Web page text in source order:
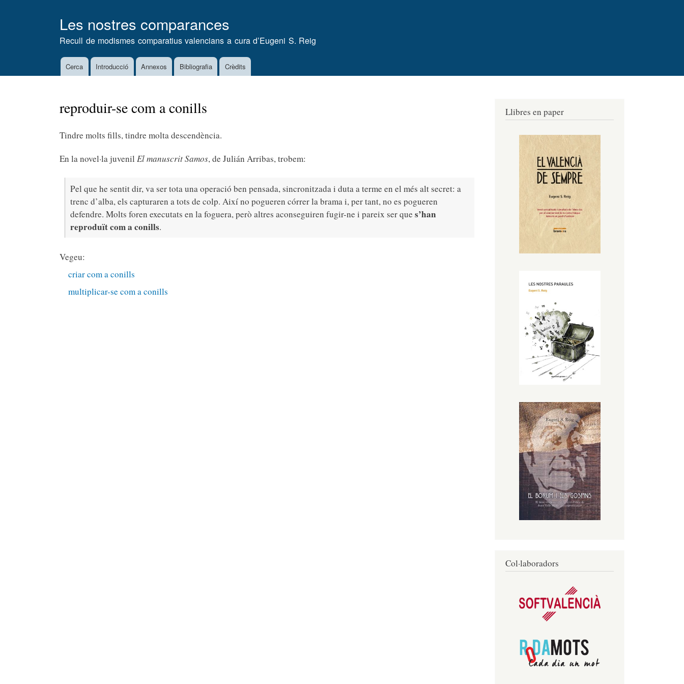
Les nostres comparances
Recull de modismes comparatius valencians a cura d’Eugeni S. Reig
MainCerca Introducció Annexos Bibliografia Crèdits
reproduir-se com a conills
Tindre molts fills, tindre molta descendència.
En la novel·la juvenil El manuscrit Samos, de Julián Arribas, trobem:
Pel que he sentit dir, va ser tota una operació ben pensada, sincronitzada i duta a terme en el més alt secret: a
trenc d’alba, els capturaren a tots de colp. Així no pogueren córrer la brama i, per tant, no es pogueren
defendre. Molts foren executats en la foguera, però altres aconseguiren fugir-ne i pareix ser que s’han
reproduït com a conills.
Vegeu:
criar com a conills
multiplicar-se com a conills
Llibres en paper
Col·laboradors